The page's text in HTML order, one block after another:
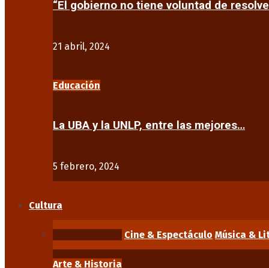
“El gobierno no tiene voluntad de
21 abril, 2024
Educación
La UBA y la UNLP, entre las mejores…
5 febrero, 2024
Cultura
Cine & Espectáculo Música &
Arte & Historia